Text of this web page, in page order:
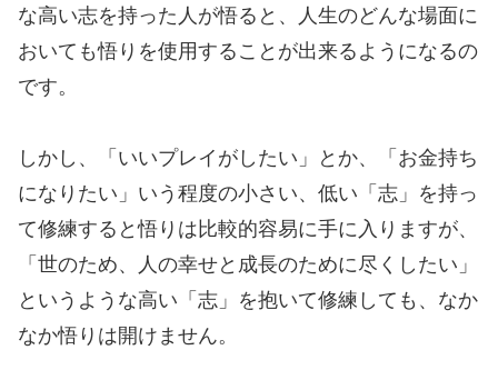
な高い志を持った人が悟ると、人生のどんな場面に
おいても悟りを使用することが出来るようになるの
です。
しかし、「いいプレイがしたい」とか、「お金持ち
になりたい」いう程度の小さい、低い「志」を持っ
て修練すると悟りは比較的容易に手に入りますが、
「世のため、人の幸せと成長のために尽くしたい」
というような高い「志」を抱いて修練しても、なか
なか悟りは開けません。